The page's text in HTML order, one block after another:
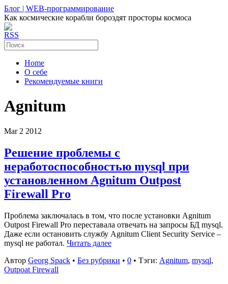
Блог | WEB-программирование
Как космические корабли бороздят просторы космоса
RSS
Home
О себе
Рекомендуемые книги
Agnitum
Mar 2 2012
Решение проблемы с
неработоспособностью mysql при
установленном Agnitum Outpost
Firewall Pro
Проблема заключалась в том, что после установки Agnitum
Outpost Firewall Pro переставала отвечать на запросы БД mysql.
Даже если остановить службу Agnitum Client Security Service –
mysql не работал. Читать далее
Автор Georg Spack • Без рубрики • 0 • Тэги: Agnitum, mysql,
Outpoat Firewall